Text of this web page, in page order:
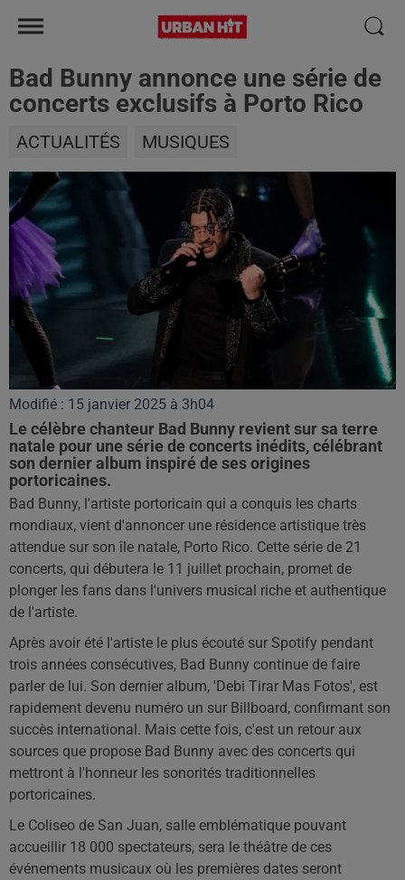
Bad Bunny annonce une série de
concerts exclusifs à Porto Rico
ACTUALITÉS MUSIQUES
Modifié : 15 janvier 2025 à 3h04
Le célèbre chanteur Bad Bunny revient sur sa terre
natale pour une série de concerts inédits, célébrant
son dernier album inspiré de ses origines
portoricaines.
Bad Bunny, l'artiste portoricain qui a conquis les charts
mondiaux, vient d'annoncer une résidence artistique très
attendue sur son île natale, Porto Rico. Cette série de 21
concerts, qui débutera le 11 juillet prochain, promet de
plonger les fans dans l'univers musical riche et authentique
de l'artiste.
Après avoir été l'artiste le plus écouté sur Spotify pendant
trois années consécutives, Bad Bunny continue de faire
parler de lui. Son dernier album, 'Debi Tirar Mas Fotos', est
rapidement devenu numéro un sur Billboard, confirmant son
succès international. Mais cette fois, c'est un retour aux
sources que propose Bad Bunny avec des concerts qui
mettront à l'honneur les sonorités traditionnelles
portoricaines.
Le Coliseo de San Juan, salle emblématique pouvant
accueillir 18 000 spectateurs, sera le théâtre de ces
événements musicaux où les premières dates seront